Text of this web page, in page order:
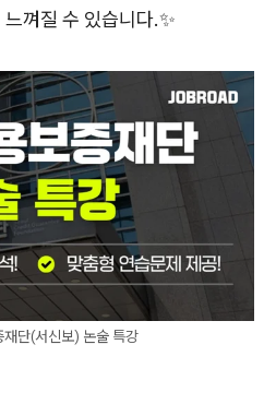
껴질 수 있습니다.✨
단(서신보) 논술 특강